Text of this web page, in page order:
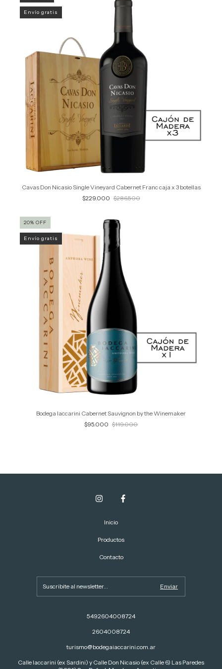
Envío gratis
Cavas Don Nicasio Single Vineyard Cabernet Franc caja x 3 botellas
$229.000 $286.500
20% OFF
Envío gratis
Bodega Iaccarini Cabernet Sauvignon by the Winemaker
$95.000 $119.000
Inicio
Productos
Contacto
5492604008724
2604008724
turismo@bodegaiaccarini.com.ar
Calle Iaccarini (ex Sardini) y Calle Don Nicasio (ex Calle 6) Las Paredes